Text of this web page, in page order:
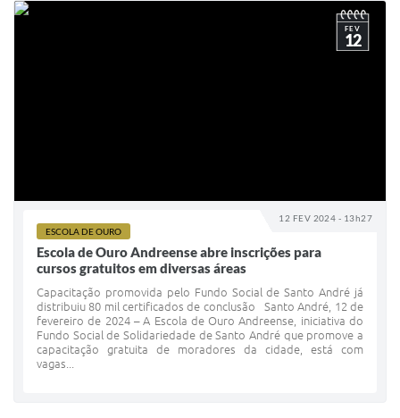
12 FEV 2024 - 13h27
FEV
12
ESCOLA DE OURO
Escola de Ouro Andreense abre inscrições para
cursos gratuitos em diversas áreas
Capacitação promovida pelo Fundo Social de Santo André já
distribuiu 80 mil certificados de conclusão Santo André, 12 de
fevereiro de 2024 – A Escola de Ouro Andreense, iniciativa do
Fundo Social de Solidariedade de Santo André que promove a
capacitação gratuita de moradores da cidade, está com
vagas...